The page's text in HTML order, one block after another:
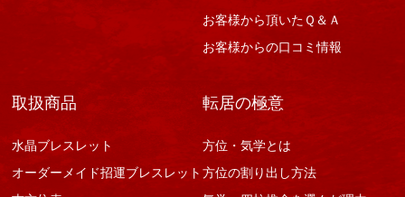
お客様から頂いたＱ＆Ａ
お客様からの口コミ情報
取扱商品
水晶ブレスレット
オーダーメイド招運ブレスレット
転居の極意
方位・気学とは
方位の割り出し方法